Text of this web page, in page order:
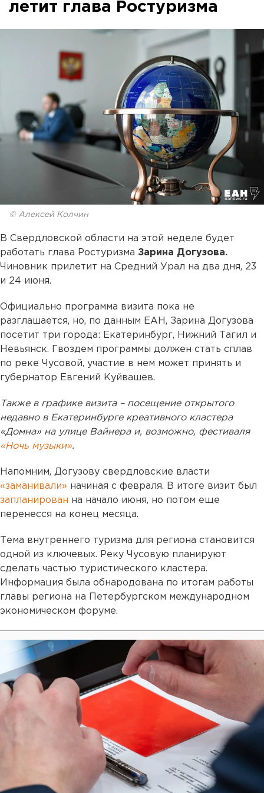
летит глава Ростуризма
© Алексей Колчин
В Свердловской области на этой неделе будет
работать глава Ростуризма Зарина Догузова.
Чиновник прилетит на Средний Урал на два дня, 23
и 24 июня.
Официально программа визита пока не
разглашается, но, по данным ЕАН, Зарина Догузова
посетит три города: Екатеринбург, Нижний Тагил и
Невьянск. Гвоздем программы должен стать сплав
по реке Чусовой, участие в нем может принять и
губернатор Евгений Куйвашев.
Также в графике визита – посещение открытого
недавно в Екатеринбурге креативного кластера
«Домна» на улице Вайнера и, возможно, фестиваля
«Ночь музыки».
Напомним, Догузову свердловские власти
«заманивали» начиная с февраля. В итоге визит был
запланирован на начало июня, но потом еще
перенесся на конец месяца.
Тема внутреннего туризма для региона становится
одной из ключевых. Реку Чусовую планируют
сделать частью туристического кластера.
Информация была обнародована по итогам работы
главы региона на Петербургском международном
экономическом форуме.